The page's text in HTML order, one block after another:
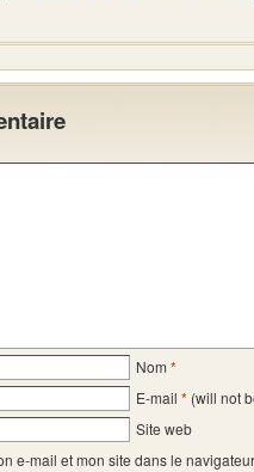
Nom *
E-mail * (will not
Site web
e-mail et mon site dans le